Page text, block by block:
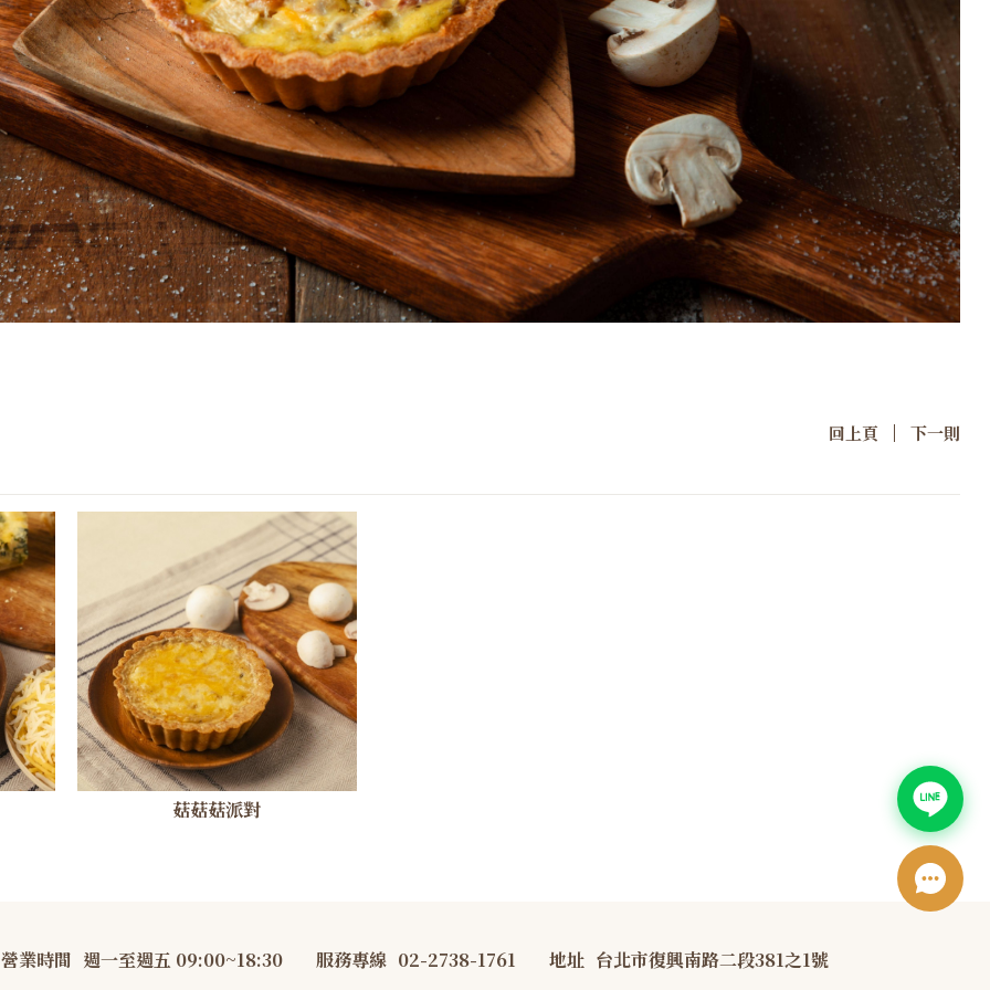
回上頁 |下一則
菇菇菇派對
營業時間 週一至週五 09:00~18:30 服務專線 02-2738-1761 地址 台北市復興南路二段381之1號